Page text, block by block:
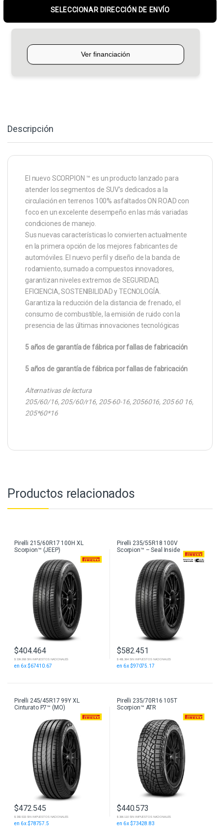
SELECCIONAR DIRECCIÓN DE ENVÍO
Descripción
El nuevo SCORPION ™ es un producto lanzado para
atender los segmentos de SUV’s dedicados a la
circulación en terrenos 100% asfaltados ON ROAD con
foco en un excelente desempeño en las más variadas
condiciones de manejo.
Sus nuevas características lo convierten actualmente
en la primera opción de los mejores fabricantes de
automóviles. El nuevo perfil y diseño de la banda de
rodamiento, sumado a compuestos innovadores,
garantizan niveles extremos de SEGURIDAD,
EFICIENCIA, SOSTENIBILIDAD y TECNOLOGÍA.
Garantiza la reducción de la distancia de frenado, el
consumo de combustible, la emisión de ruido con la
presencia de las últimas innovaciones tecnológicas
5 años de garantía de fábrica por fallas de fabricación
5 años de garantía de fábrica por fallas de fabricación
Alternativas de lectura
205/60/16, 205/60/r16, 205-60-16, 2056016, 205 60 16,
205*60*16
Productos relacionados
Pirelli 215/60R17 100H XL
Scorpion™ (JEEP)
$404.464
$ 334.268 SIN IMPUESTOS NACIONALES
en 6 x $67410.67
Pirelli 235/55R18 100V
Scorpion™ – Seal Inside
$582.451
$ 481.364 SIN IMPUESTOS NACIONALES
en 6 x $97075.17
Pirelli 245/45R17 99Y XL
Cinturato P7™ (MO)
$472.545
$ 390.533 SIN IMPUESTOS NACIONALES
en 6 x $78757.5
Pirelli 235/70R16 105T
Scorpion™ ATR
$440.573
$ 364.110 SIN IMPUESTOS NACIONALES
en 6 x $73428.83